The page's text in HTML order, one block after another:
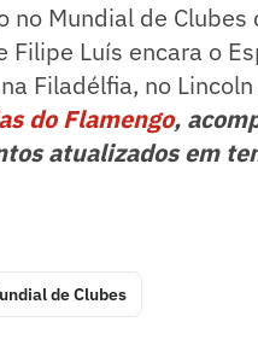
no Mundial de
Luís encara o
Filadélfia, no
do Flamengo,
atualizados em
de Clubes